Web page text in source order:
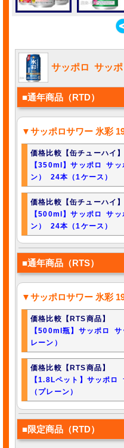
サッポロ サッ
■通年商品（RTD）
▼サッポロサワー 氷彩
価格比較【缶チューハイ】
【350ml】サッポロ サ
ン） 24本（1ケース）
価格比較【缶チューハイ】
【500ml】サッポロ サ
ン） 24本（1ケース）
■通年商品（RTS）
▼サッポロサワー 氷彩
価格比較【RTS商品】
【500ml瓶】サッポロ
レーン）
価格比較【RTS商品】
【1.8Lペット】サッポ
（プレーン）
■限定商品（RTD）